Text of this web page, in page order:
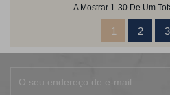
A Mostrar 1-30 De Um
1 2 3